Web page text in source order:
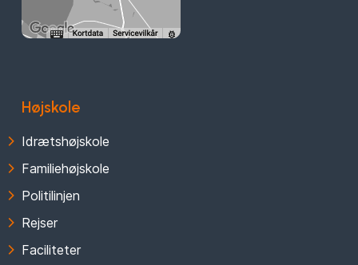
Højskole
Idrætshøjskole
Familiehøjskole
Politilinjen
Rejser
Faciliteter